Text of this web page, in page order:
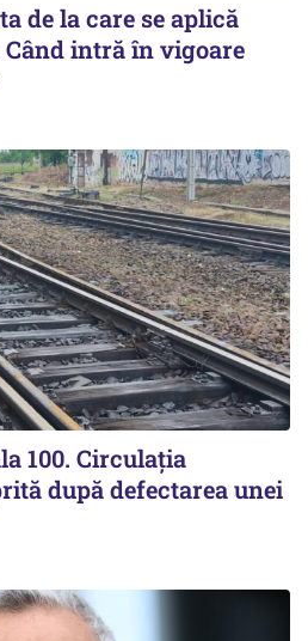
de la care se aplică
intră în vigoare
100. Circulația
după defectarea unei